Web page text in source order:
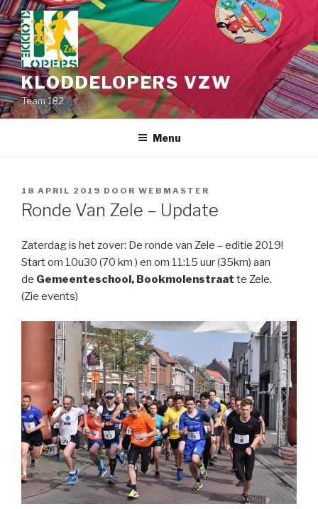
Spring
naar
de
inhoud
KLODDELOPERS VZW
Team 182
Menu
GEPLAATST
OP
18 APRIL 2019 DOOR WEBMASTER
Ronde Van Zele – Update
Zaterdag is het zover: De ronde van Zele – editie 2019!
Start om 10u30 (70 km ) en om 11:15 uur (35km) aan
de Gemeenteschool, Bookmolenstraat te Zele.
(Zie events)